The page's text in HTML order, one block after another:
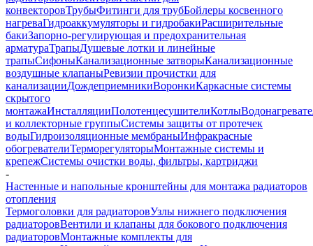
конвекторовТрубыФитинги для трубБойлеры косвенного
нагреваГидроаккумуляторы и гидробакиРасширительные
бакиЗапорно-регулирующая и предохранительная
арматураТрапыДушевые лотки и линейные
трапыСифоныКанализационные затворыКанализационные
воздушные клапаныРевизии прочистки для
канализацииДождеприемникиВоронкиКаркасные системы
скрытого
монтажаИнсталляцииПолотенцесушителиКотлы
и коллекторные группыСистемы защиты от протечек
водыГидроизоляционные мембраныИнфракрасные
обогревателиТерморегуляторыМонтажные системы и
крепежСистемы очистки воды, фильтры, картриджи
-
Настенные и напольные кронштейны для монтажа радиаторов
отопления
Термоголовки для радиаторовУзлы нижнего подключения
радиаторовВентили и клапаны для бокового подключения
радиаторовМонтажные комплекты для